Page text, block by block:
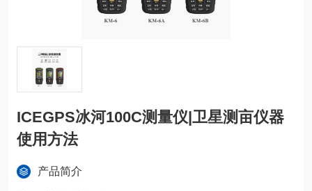
ICEGPS冰河100C测量仪|卫星测亩仪器
使用方法
产品简介